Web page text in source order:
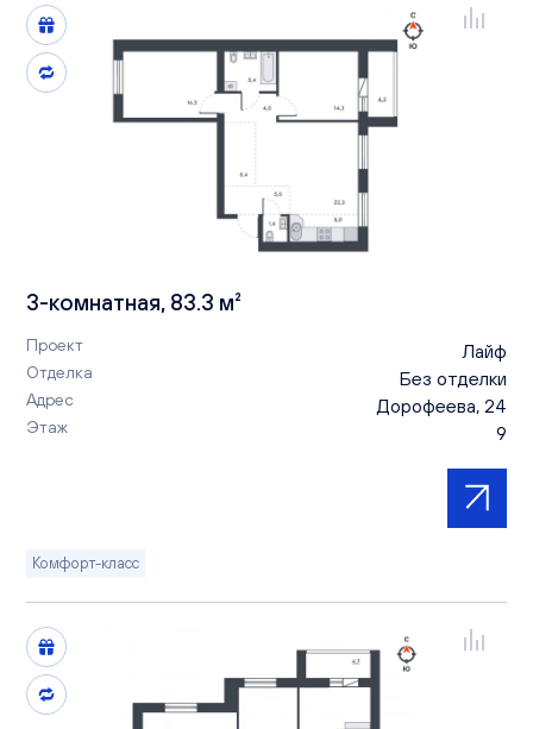
3-комнатная, 83.3 м²
Проект Лайф
Отделка Без отделки
Адрес Дорофеева, 24
Этаж 9
Комфорт-класс